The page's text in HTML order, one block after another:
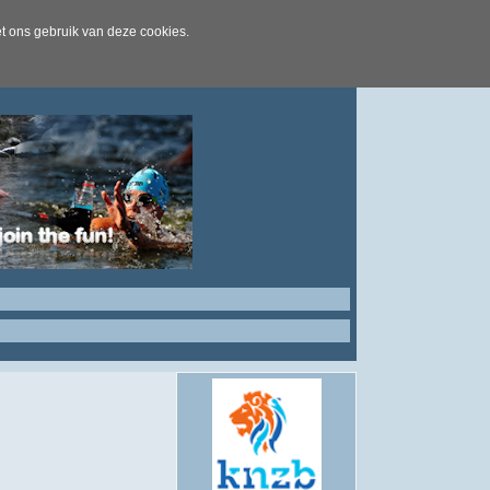
ons gebruik van deze cookies.